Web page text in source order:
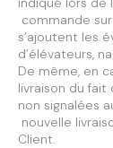
commande
s’ajoutent les
d’élévateurs,
De même, en
livraison du fait
non signalées
nouvelle
Client.